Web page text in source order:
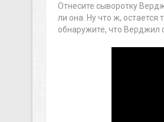
Отнесите сыворотку
ли она. Ну что ж,
обнаружите, что Верджил